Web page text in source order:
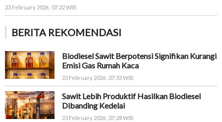
23 February 2026 , 07:22 WIB
BERITA REKOMENDASI
Biodiesel Sawit Berpotensi Signifikan Kurangi
Emisi Gas Rumah Kaca
23 February 2026 , 07:33 WIB
Sawit Lebih Produktif Hasilkan Biodiesel
Dibanding Kedelai
23 February 2026 , 07:28 WIB